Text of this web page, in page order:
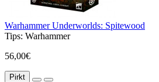
Warhammer Underworlds: Spitewood
Tips: Warhammer
56,00€
Pirkt